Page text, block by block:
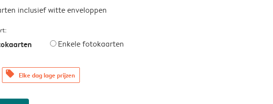
inclusief witte enveloppen
Enkele fotokaarten
offers Elke dag lage prijzen